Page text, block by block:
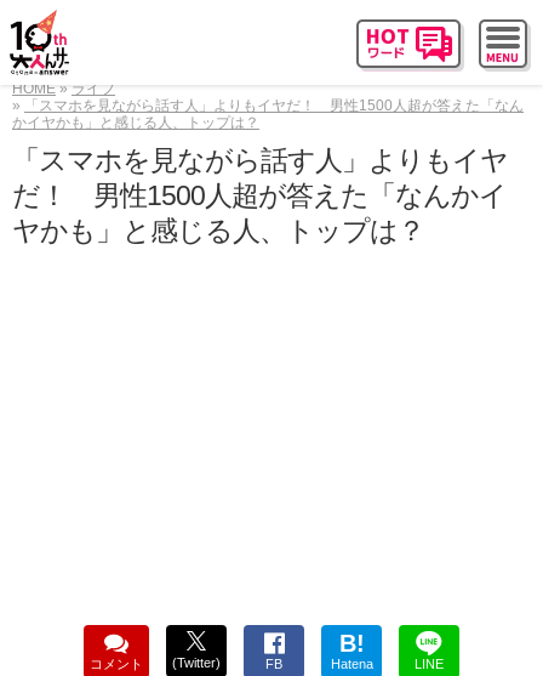
HOME
ライフ
「スマホを見ながら話す人」よりもイヤだ！ 男性1500人超が答えた「なん
かイヤかも」と感じる人、トップは？
「スマホを見ながら話す人」よりもイヤ
だ！ 男性1500人超が答えた「なんかイ
ヤかも」と感じる人、トップは？
コメント (Twitter) FB
B!
Hatena LINE